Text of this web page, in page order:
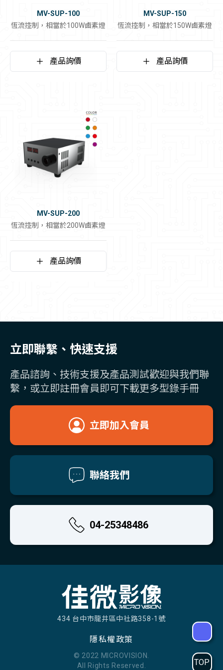
MV-SUP-100
恆流控制，相當於100W鹵素燈
產品詢價
MV-SUP-150
恆流控制，相當於150W鹵素燈
產品詢價
MV-SUP-200
恆流控制，相當於200W鹵素燈
產品詢價
立即聯繫、快速支援
產品諮詢、技術支援及產品測試歡迎與我們聯
繫，或立即註冊會員即可下載更多型錄手冊
立即加入會員
聯絡我們
04-25348486
434 台中市龍井區中社路358-1號
隱私權政策
© 2022 MICROVISION.
All Rights Reserved.
TOP